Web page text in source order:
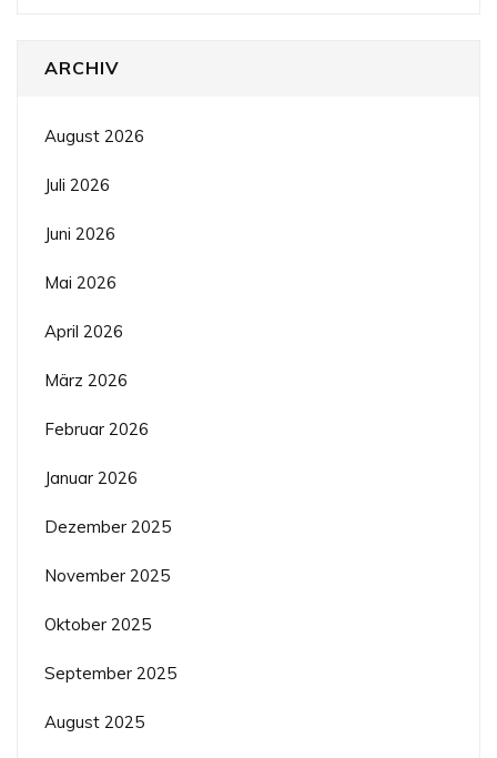
ARCHIV
August 2026
Juli 2026
Juni 2026
Mai 2026
April 2026
März 2026
Februar 2026
Januar 2026
Dezember 2025
November 2025
Oktober 2025
September 2025
August 2025